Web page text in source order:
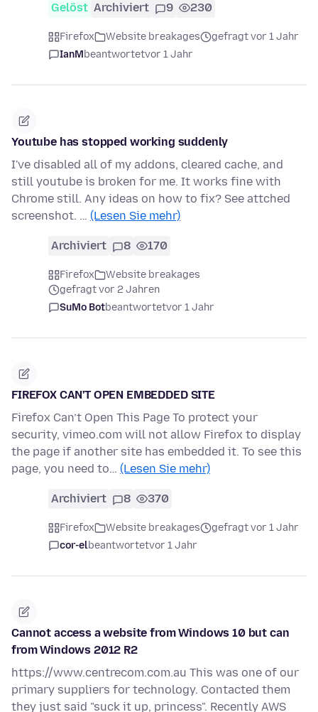
Gelöst Archiviert 9 230
Firefox Website breakages
gefragt vor 1 Jahr
IanMbeantwortetvor 1 Jahr
Youtube has stopped working suddenly
I've disabled all of my addons, cleared cache, and
still youtube is broken for me. It works fine with
Chrome still. Any ideas on how to fix? See attched
screenshot. … (Lesen Sie mehr)
Archiviert 8 170
Firefox
Website breakages
gefragt vor 2 Jahren
SuMo Botbeantwortetvor 1 Jahr
FIREFOX CAN'T OPEN EMBEDDED SITE
Firefox Can’t Open This Page To protect your
security, vimeo.com will not allow Firefox to display
the page if another site has embedded it. To see this
page, you need to… (Lesen Sie mehr)
Archiviert 8 370
Firefox Website breakages
gefragt vor 1 Jahr
cor-elbeantwortetvor 1 Jahr
Cannot access a website from Windows 10 but can
from Windows 2012 R2
https://www.centrecom.com.au This was one of our
primary suppliers for technology. Contacted them
they just said "suck it up, princess". Recently AWS